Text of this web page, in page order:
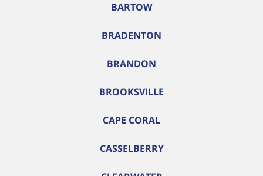
BARTOW
BRADENTON
BRANDON
BROOKSVILLE
CAPE CORAL
CASSELBERRY